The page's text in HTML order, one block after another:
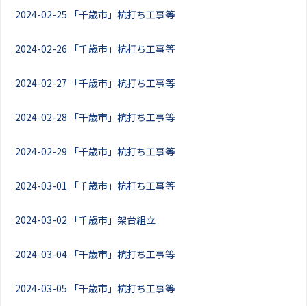
2024-02-25 「千歳市」杭打ち工事等
2024-02-26 「千歳市」杭打ち工事等
2024-02-27 「千歳市」杭打ち工事等
2024-02-28 「千歳市」杭打ち工事等
2024-02-29 「千歳市」杭打ち工事等
2024-03-01 「千歳市」杭打ち工事等
2024-03-02 「千歳市」架台組立
2024-03-04 「千歳市」杭打ち工事等
2024-03-05 「千歳市」杭打ち工事等